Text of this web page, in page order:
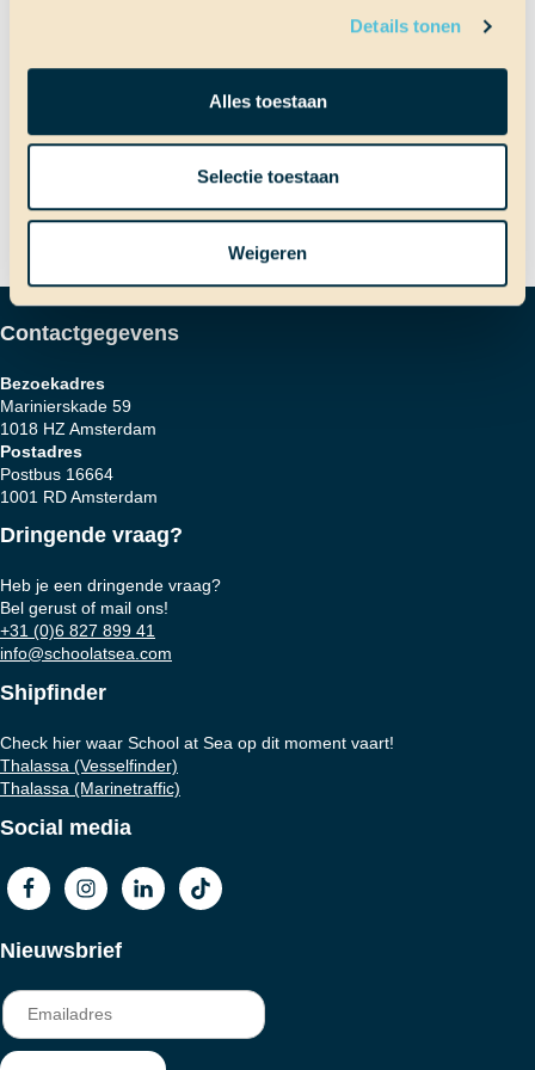
Details tonen
Alles toestaan
Selectie toestaan
Weigeren
Bericht
navigatie
Sija is geselecteerd voor
schooljaar 2014/2015
Contactgegevens
Bezoekadres
Marinierskade 59
1018 HZ Amsterdam
Postadres
Postbus 16664
1001 RD Amsterdam
Dringende vraag?
Heb je een dringende vraag?
Bel gerust of mail ons!
+31 (0)6 827 899 41
info@schoolatsea.com
Shipfinder
Check hier waar School at Sea op dit moment vaart!
Thalassa (Vesselfinder)
Thalassa (Marinetraffic)
Social media
Nieuwsbrief